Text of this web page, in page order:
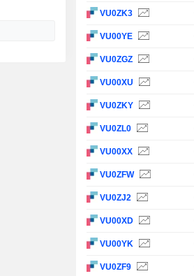
VU0ZK3
VU00YE
VU0ZGZ
VU00XU
VU0ZKY
VU0ZL0
VU00XX
VU0ZFW
VU0ZJ2
VU00XD
VU00YK
VU0ZF9